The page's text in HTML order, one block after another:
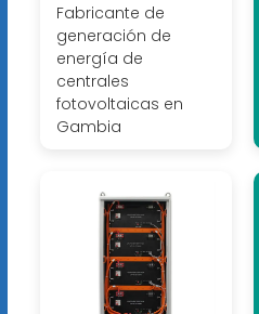
Fabricante de
generación de
energía de
centrales
fotovoltaicas en
Gambia